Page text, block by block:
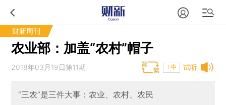
财新周刊
农业部：加盖“农村”帽子
试听
2018年03月19日第11期 T中
“三农”是三件大事：农业、农村、农民